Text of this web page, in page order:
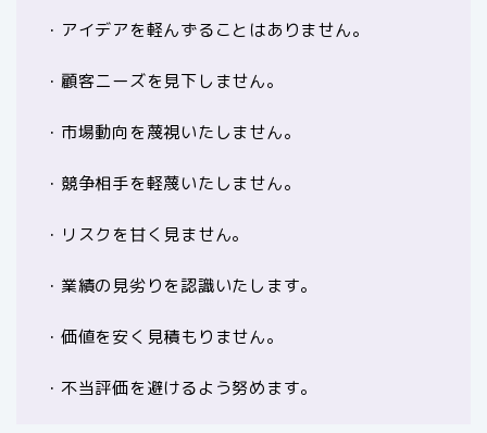
・アイデアを軽んずることはありません。
・顧客ニーズを見下しません。
・市場動向を蔑視いたしません。
・競争相手を軽蔑いたしません。
・リスクを甘く見ません。
・業績の見劣りを認識いたします。
・価値を安く見積もりません。
・不当評価を避けるよう努めます。